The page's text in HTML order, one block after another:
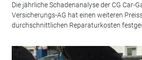
Die jährliche Schadenanalyse der CG Car-
Versicherungs-AG hat einen weiteren
durchschnittlichen Reparaturkosten